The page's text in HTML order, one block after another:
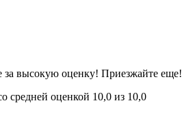
за высокую оценку! Приезжайте еще!
средней оценкой 10,0 из 10,0